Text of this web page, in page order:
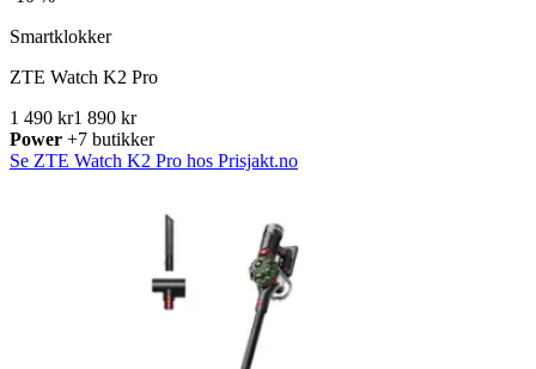
Smartklokker
ZTE Watch K2 Pro
1 490 kr1 890 kr
Power +7 butikker
Se ZTE Watch K2 Pro hos Prisjakt.no